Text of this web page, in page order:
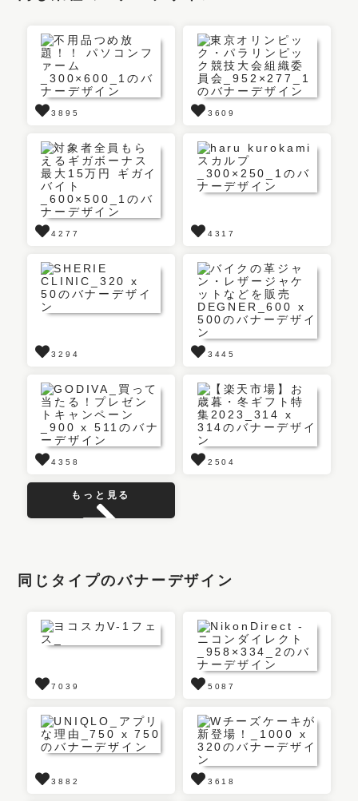
3895 3609
4277 4317
3294 3445
4358 2504
もっと見る
同じタイプのバナーデザイン
7039 5087
3882 3618